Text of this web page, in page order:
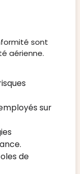
sont
aérienne.
sur
de